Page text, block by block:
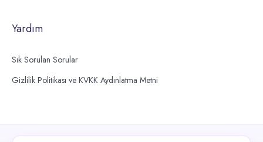
Yardım
Sık Sorulan Sorular
Gizlilik Politikası ve KVKK Aydınlatma Metni